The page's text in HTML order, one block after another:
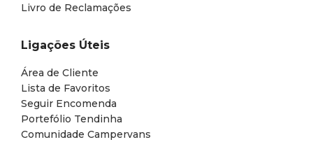
Livro de Reclamações
Ligações Úteis
Área de Cliente
Lista de Favoritos
Seguir Encomenda
Portefólio Tendinha
Comunidade Campervans